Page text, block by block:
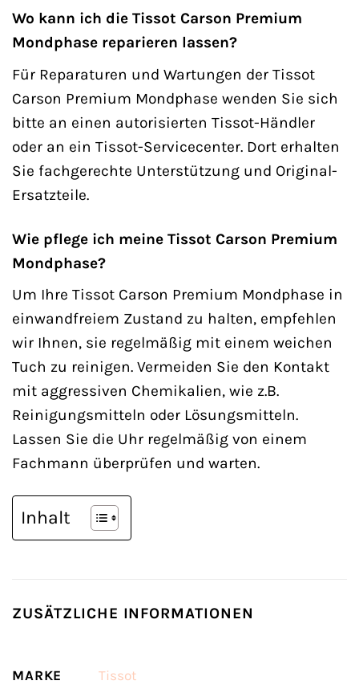
Wo kann ich die Tissot Carson Premium
Mondphase reparieren lassen?
Für Reparaturen und Wartungen der Tissot
Carson Premium Mondphase wenden Sie sich
bitte an einen autorisierten Tissot-Händler
oder an ein Tissot-Servicecenter. Dort erhalten
Sie fachgerechte Unterstützung und Original-
Ersatzteile.
Wie pflege ich meine Tissot Carson Premium
Mondphase?
Um Ihre Tissot Carson Premium Mondphase in
einwandfreiem Zustand zu halten, empfehlen
wir Ihnen, sie regelmäßig mit einem weichen
Tuch zu reinigen. Vermeiden Sie den Kontakt
mit aggressiven Chemikalien, wie z.B.
Reinigungsmitteln oder Lösungsmitteln.
Lassen Sie die Uhr regelmäßig von einem
Fachmann überprüfen und warten.
Inhalt
ZUSÄTZLICHE INFORMATIONEN
MARKE Tissot